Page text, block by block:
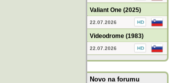
Valiant One (2025)
22.07.2026
Videodrome (1983)
22.07.2026
Novo na forumu